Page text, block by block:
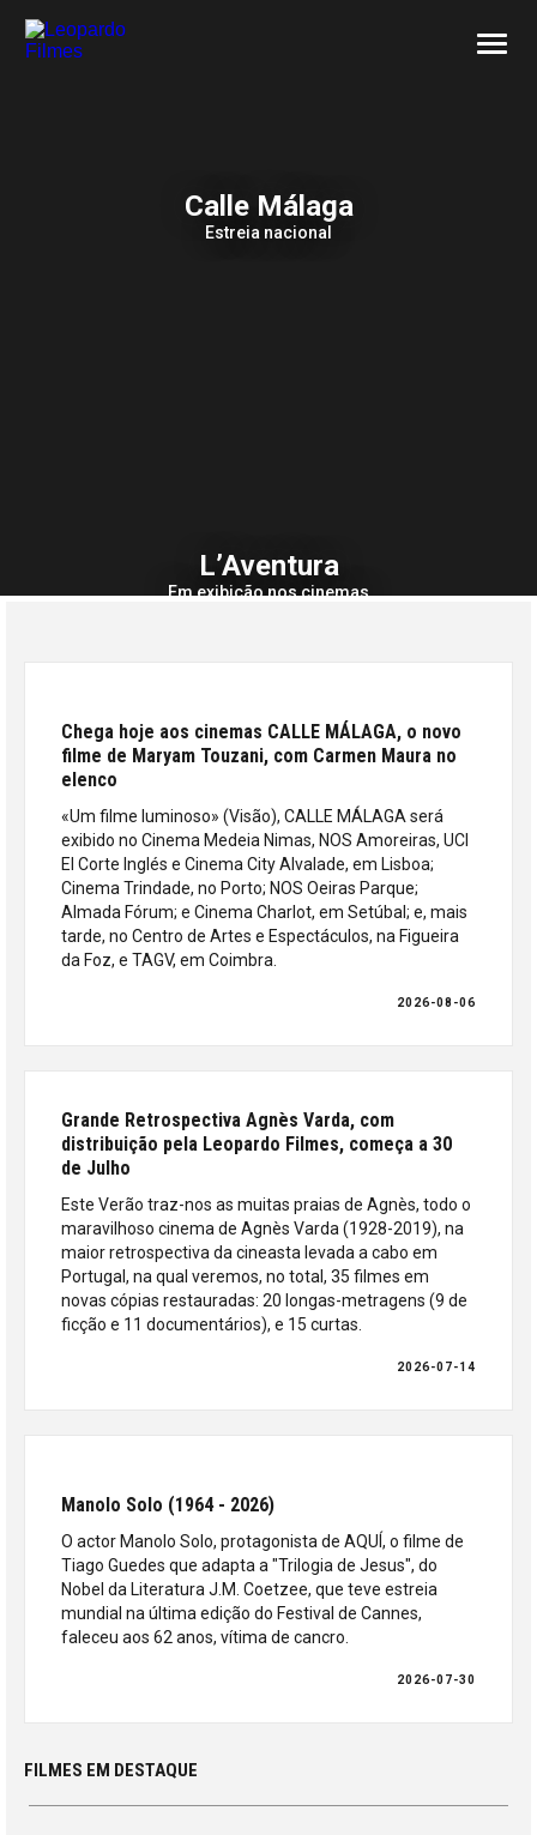
SOBRE NÓS
CONTACTOS
Calle Málaga
Estreia nacional
L’Aventura
Em exibição nos cinemas
Chega hoje aos cinemas CALLE MÁLAGA, o novo
filme de Maryam Touzani, com Carmen Maura no
elenco
«Um filme luminoso» (Visão), CALLE MÁLAGA será
exibido no Cinema Medeia Nimas, NOS Amoreiras, UCI
El Corte Inglés e Cinema City Alvalade, em Lisboa;
Cinema Trindade, no Porto; NOS Oeiras Parque;
Almada Fórum; e Cinema Charlot, em Setúbal; e, mais
tarde, no Centro de Artes e Espectáculos, na Figueira
da Foz, e TAGV, em Coimbra.
2026-08-06
Grande Retrospectiva Agnès Varda, com
distribuição pela Leopardo Filmes, começa a 30
de Julho
Este Verão traz-nos as muitas praias de Agnès, todo o
maravilhoso cinema de Agnès Varda (1928-2019), na
maior retrospectiva da cineasta levada a cabo em
Portugal, na qual veremos, no total, 35 filmes em
novas cópias restauradas: 20 longas-metragens (9 de
ficção e 11 documentários), e 15 curtas.
2026-07-14
Manolo Solo (1964 - 2026)
O actor Manolo Solo, protagonista de AQUÍ, o filme de
Tiago Guedes que adapta a "Trilogia de Jesus", do
Nobel da Literatura J.M. Coetzee, que teve estreia
mundial na última edição do Festival de Cannes,
faleceu aos 62 anos, vítima de cancro.
2026-07-30
FILMES EM DESTAQUE